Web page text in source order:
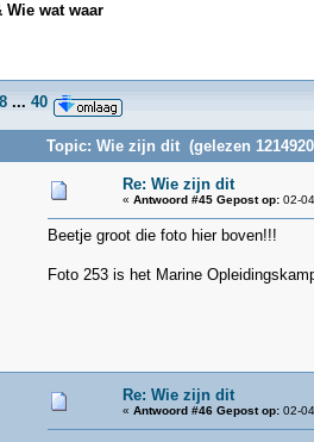
Wie wat waar
8 ... 40
Topic: Wie zijn dit (gelezen
Re: Wie zijn dit
« Antwoord #45 Gepost op:02-
Beetje groot die foto hier boven!!!
Foto 253 is het Marine
Re: Wie zijn dit
« Antwoord #46 Gepost op:02-